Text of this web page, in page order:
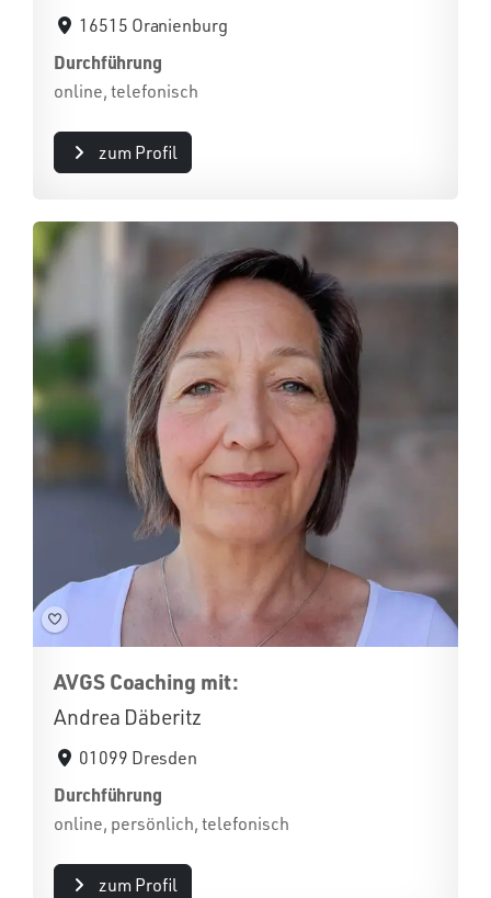
16515 Oranienburg
Durchführung
online, telefonisch
zum Profil
AVGS Coaching mit:
Andrea Däberitz
01099 Dresden
Durchführung
online, persönlich, telefonisch
zum Profil